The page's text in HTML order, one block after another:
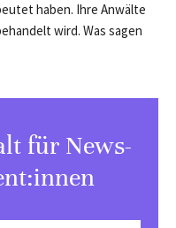
haben. Ihre Anwälte
wird. Was sagen
für News-